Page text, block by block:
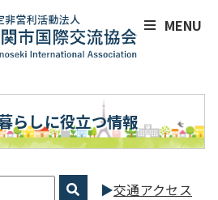
らしに役立つ情報
交通アクセス
MENU